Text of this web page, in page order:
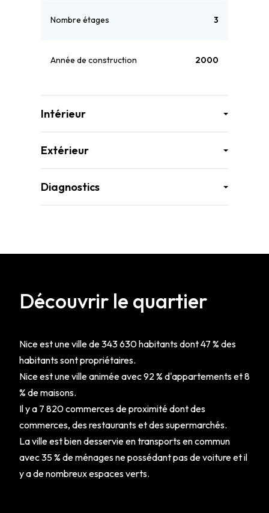
Nombre étages 3
Année de construction 2000
Intérieur
Extérieur
Diagnostics
Découvrir le quartier
Nice est une ville de 343 630 habitants dont 47 % des
habitants sont propriétaires.
Nice est une ville animée avec 92 % d'appartements et 8
% de maisons.
Il y a 7 820 commerces de proximité dont des
commerces, des restaurants et des supermarchés.
La ville est bien desservie en transports en commun
avec 35 % de ménages ne possédant pas de voiture et il
y a de nombreux espaces verts.